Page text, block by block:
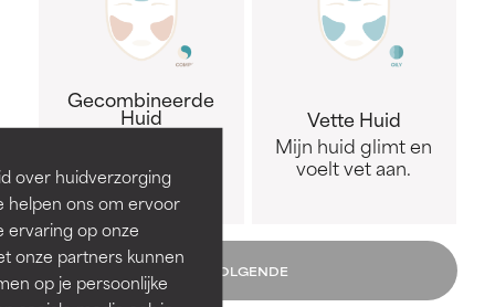
over huidverzorging
helpen ons om ervoor
ervaring op onze
onze partners kunnen
op je persoonlijke
Gecombineerde
Huid
normaal tot droog,
met vette delen.
Vette Huid
Mijn huid glimt en
voelt vet aan.
VOLGENDE